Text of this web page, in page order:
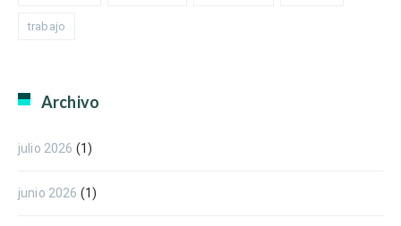
trabajo
Archivo
julio 2026 (1)
junio 2026 (1)